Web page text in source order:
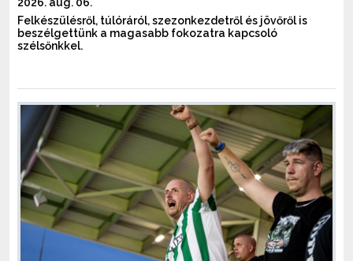
2026. aug. 06.
Felkészülésről, túlóráról, szezonkezdetről és jövőről is
beszélgettünk a magasabb fokozatra kapcsoló
szélsőnkkel.